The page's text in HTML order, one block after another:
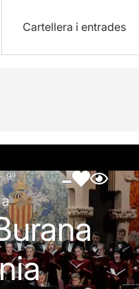
Cartellera i entrades
Fotos i vídeos
9ª